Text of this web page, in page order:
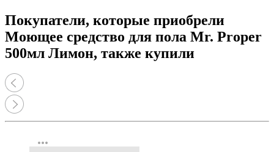
Покупатели, которые приобрели
Моющее средство для пола Mr. Proper
500мл Лимон, также купили
more_horiz